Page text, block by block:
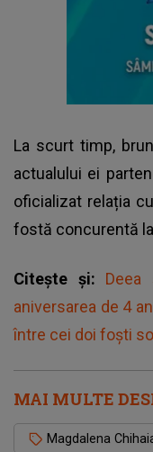
La scurt timp,
actualului ei
oficializat relația
fostă concurentă
Citește și:
aniversarea de 4
între cei doi foști
MAI MULTE
Magdalena